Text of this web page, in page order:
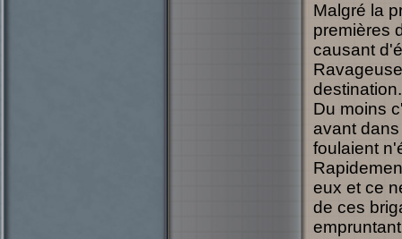
Malgré la
premières
causant
destination.
Du moins
avant
foulaient
eux et ce
de ces